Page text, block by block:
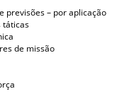
previsões – por aplicação
táticas
de missão